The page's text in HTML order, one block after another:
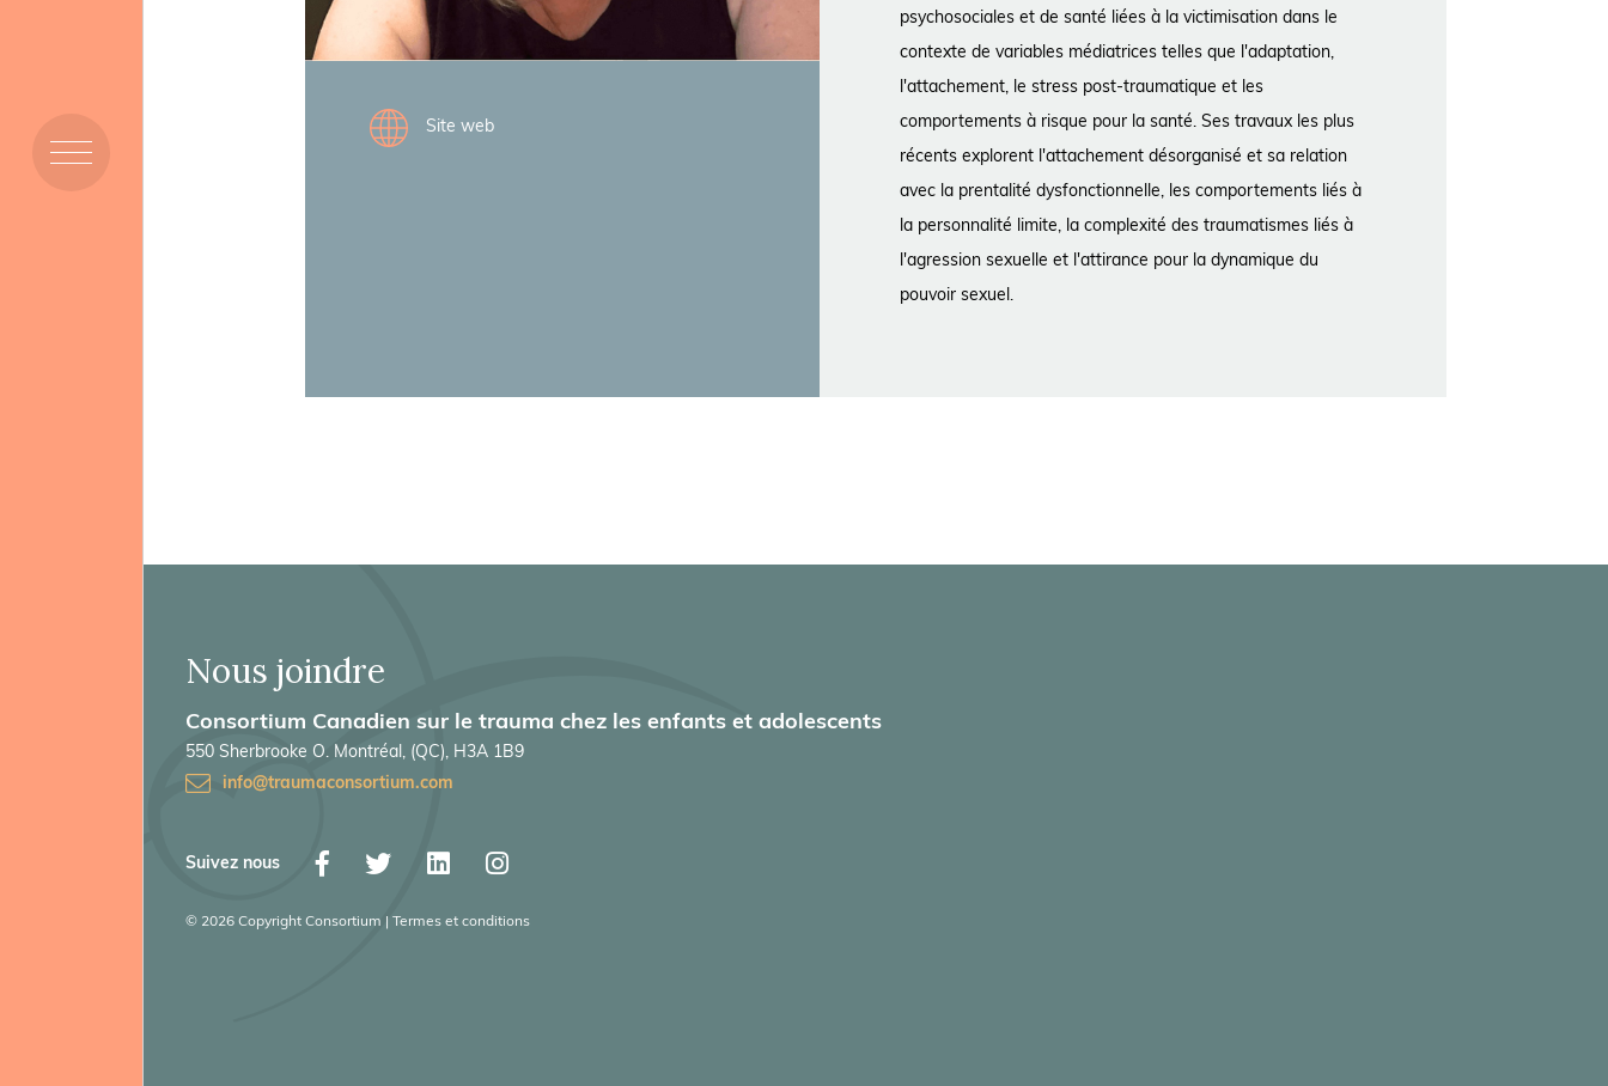
Site web
psychosociales et de santé liées à la victimisation dans le
contexte de variables médiatrices telles que l'adaptation,
l'attachement, le stress post-traumatique et les
comportements à risque pour la santé. Ses travaux les plus
récents explorent l'attachement désorganisé et sa relation
avec la prentalité dysfonctionnelle, les comportements liés à
la personnalité limite, la complexité des traumatismes liés à
l'agression sexuelle et l'attirance pour la dynamique du
pouvoir sexuel.
Nous joindre
Consortium Canadien sur le trauma chez les enfants et adolescents
550 Sherbrooke O. Montréal, (QC), H3A 1B9
info@traumaconsortium.com
Suivez nous
© 2026 Copyright Consortium | Termes et conditions